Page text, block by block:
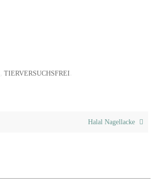
,TIERVERSUCHSFREI
Halal Nagellacke